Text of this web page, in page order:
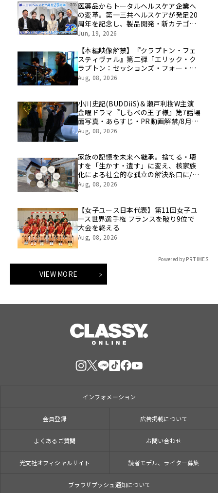
医薬品からトータルヘルスケア企業へ
の変革。第一三共ヘルスケアが発足20
周年を記念し、製品開発・新カテゴリ
挑戦の舞台や旧社統合時のエピソード
像を公開！
Jun, 19, 2026
【本編映像解禁】『クラプトン・フェ
スティヴァル』第二弾「エリック・ク
ラプトン：セッションズ・フォー・ロ
バート・ジョンソン2004」8/21（金）
Aug, 08, 2026
小川史記(BUDDiiS)＆瀬戸利樹W主演
金曜ドラマ『しもべの王子様』第7話場
面写真・あらすじ・PR動画解禁/8月14
日(金)よる11時～放送
Aug, 08, 2026
家族の記憶を未来へ継承。捨てる・壊
すを「生かす・遺す」に変え、核家族
化による社会的な孤立の解決糸口に/家
族の思い出をVRで保存する「ハウスト
Aug, 08, 2026
【女子ユース日本代表】第11回女子ユ
ース世界選手権 フランスを破り9位で
大会を終える
Aug, 08, 2026
Powered by PR TIMES
VIEW MORE
インフォメーション
会員登録 広告掲載について
よくあるご質問 お問い合わせ
光文社オフィシャルサイト 読者モデル、ライター募集
ブラウザプッシュ通知について